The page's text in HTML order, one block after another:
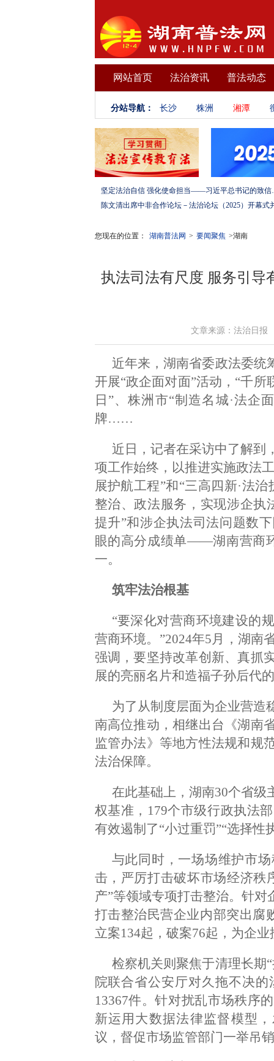
网站首页 法治资讯 普法动态
分站导航： 长沙 株洲 湘潭
坚定法治自信 强化使
您现在的位置： 湖南普法网 > 要闻聚焦 >湖南
执法司法有尺度 服务引导
文章来源：法治日
近年来，湖南省委政法委统
开展“政企面对面”活动，“千
日”、株洲市“制造名城·法企
牌……
近日，记者在采访中了解到
项工作始终，以推进实施政法
展护航工程”和“三高四新·法
整治、政法服务，实现涉企执
提升”和涉企执法司法问题数
眼的高分成绩单——湖南营商
一。
筑牢法治根基
“要深化对营商环境建设的
营商环境。”2024年5月，湖南
强调，要坚持改革创新、真抓
展的亮丽名片和造福子孙后代
为了从制度层面为企业营造
南高位推动，相继出台《湖南
监管办法》等地方性法规和规
法治保障。
在此基础上，湖南30个省级
权基准，179个市级行政执法
有效遏制了“小过重罚”“选择
与此同时，一场场维护市
击，严厉打击破坏市场经济秩
产”等领域专项打击整治。针
打击整治民营企业内部突出腐
立案134起，破案76起，为企
检察机关则聚焦于清理长期
院联合省公安厅对久拖不决
13367件。针对扰乱市场秩序
新运用大数据法律监督模型
议，督促市场监管部门一举吊